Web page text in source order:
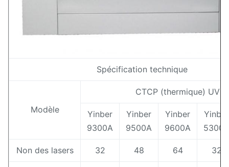
Spécification technique
Modèle
CTCP (thermique) UV
Yinber
9300A
Yinber
9500A
Yinber
9600A
Yinber
5300A
Non des lasers 32 48 64 32